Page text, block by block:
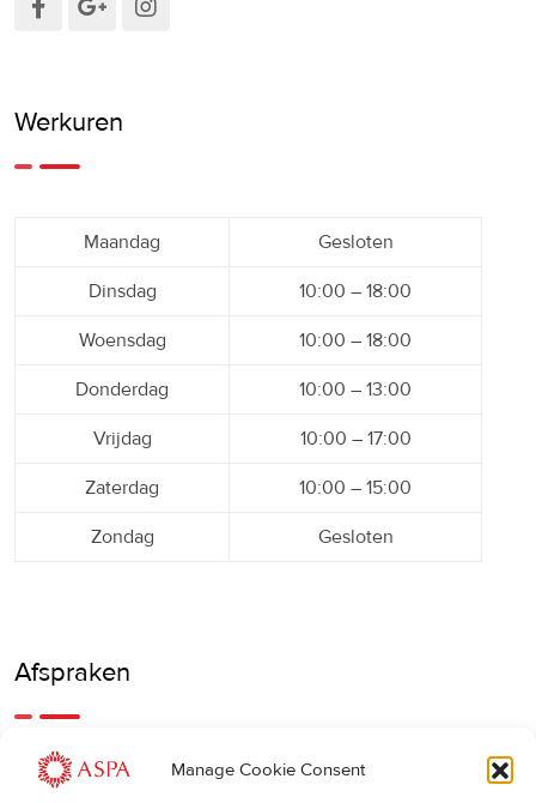
Manage Cookie Consent
Werkuren
Maandag Gesloten
Dinsdag 10:00 – 18:00
Woensdag 10:00 – 18:00
Donderdag 10:00 – 13:00
Vrijdag 10:00 – 17:00
Zaterdag 10:00 – 15:00
Zondag Gesloten
Afspraken
Een eerdere of latere afspraak is ook mogelijk, bel ons